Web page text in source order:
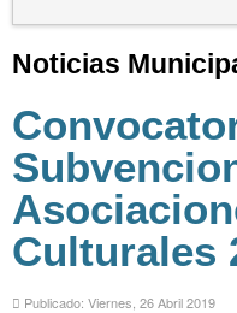
Noticias
Culturales
Publicado: Viernes, 26 Abril 2019